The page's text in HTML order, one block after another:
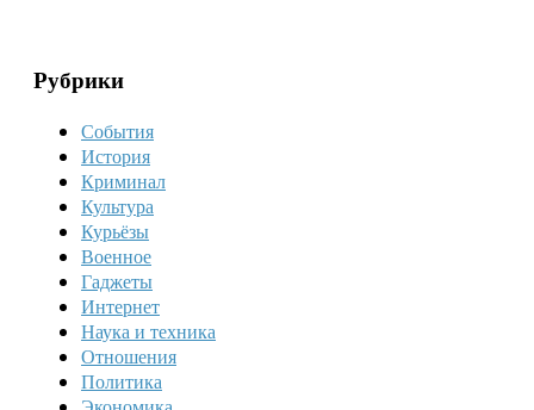
Рубрики
События
История
Криминал
Культура
Курьёзы
Военное
Гаджеты
Интернет
Наука и техника
Отношения
Политика